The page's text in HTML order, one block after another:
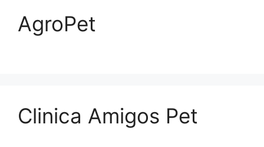
AgroPet
Clinica Amigos Pet